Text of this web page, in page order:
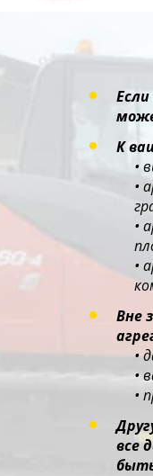
К
•
•
•
•
Вне
•
•
•
все